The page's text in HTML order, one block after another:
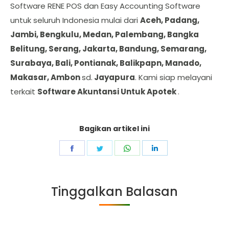
Software RENE POS dan Easy Accounting Software
untuk seluruh Indonesia mulai dari Aceh, Padang,
Jambi, Bengkulu, Medan, Palembang, Bangka
Belitung, Serang, Jakarta, Bandung, Semarang,
Surabaya, Bali, Pontianak, Balikpapn, Manado,
Makasar, Ambonsd. Jayapura. Kami siap melayani
terkait Software Akuntansi Untuk Apotek.
Bagikan artikel ini
Share
Share
Share
Tinggalkan Balasan